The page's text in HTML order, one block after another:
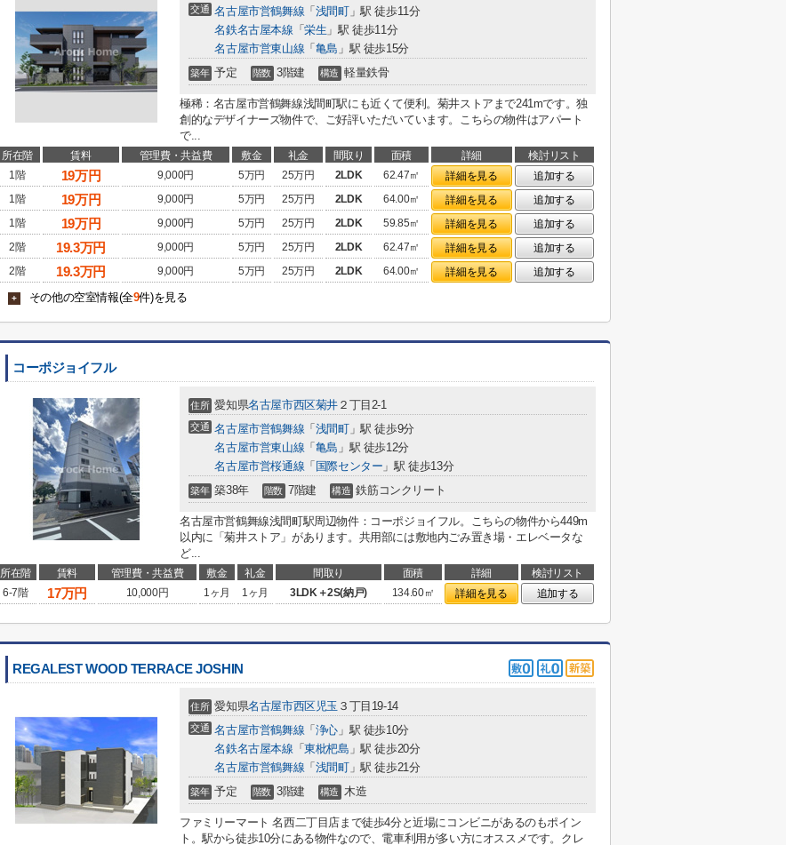
交通 名古屋市営鶴舞線 「 浅間町」駅 徒歩11分
名鉄名古屋本線 「栄生 」駅 徒歩11分
名古屋市営東山線 「 亀島 」駅 徒歩15分
築年 予定 階数 3階建 構造 軽量鉄骨
極稀：名古屋市営鶴舞線浅間町駅にも近くて便利。菊井ストアまで241mです。独
創的なデザイナーズ物件で、ご好評いただいています。こちらの物件はアパート
で...
所在階 賃料 管理費・共益費 敷金 礼金 間取り 面積 詳細
検討リスト
1階
19万円 9,000円 5万円 25万円 2LDK 62.47㎡ 詳細を見る
追加する
1階
19万円 9,000円 5万円 25万円 2LDK 64.00㎡ 詳細を見る
追加する
1階
19万円 9,000円 5万円 25万円 2LDK 59.85㎡ 詳細を見る
追加する
2階
19.3万円 9,000円 5万円 25万円 2LDK 62.47㎡ 詳細を見る
追加する
2階
19.3万円 9,000円 5万円 25万円 2LDK 64.00㎡ 詳細を見る 追加する
+ その他の空室情報(全9件)を見る
コーポジョイフル
住所 愛知県名古屋市西区菊井 ２丁目2-1
交通 名古屋市営鶴舞線 「 浅間町」駅 徒歩9分
名古屋市営東山線 「 亀島 」駅 徒歩12分
名古屋市営桜通線 「 国際センター 」駅 徒歩13分
築年 築38年 階数 7階建 構造 鉄筋コンクリート
名古屋市営鶴舞線浅間町駅周辺物件：コーポジョイフル。こちらの物件から449m
以内に「菊井ストア」があります。共用部には敷地内ごみ置き場・エレベータな
ど...
所在階 賃料 管理費・共益費 敷金 礼金 間取り 面積 詳細
検討リスト
6-7階
17万円 10,000円 1ヶ月 1ヶ月 3LDK＋2S(納戸) 134.60㎡ 詳細を見る 追加する
REGALEST WOOD TERRACE JOSHIN
住所 愛知県名古屋市西区児玉 ３丁目19-14
交通 名古屋市営鶴舞線 「 浄心 」駅 徒歩10分
名鉄名古屋本線 「東枇杷島 」駅 徒歩20分
名古屋市営鶴舞線 「 浅間町」駅 徒歩21分
築年 予定 階数 3階建 構造 木造
ファミリーマート 名西二丁目店まで徒歩4分と近場にコンビニがあるのもポイン
ト。駅から徒歩10分にある物件なので、電車利用が多い方にオススメです。クレ